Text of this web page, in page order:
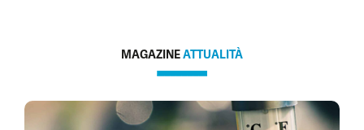
MAGAZINEATTUALITÀ